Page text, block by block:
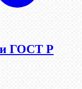
ГОСТ Р